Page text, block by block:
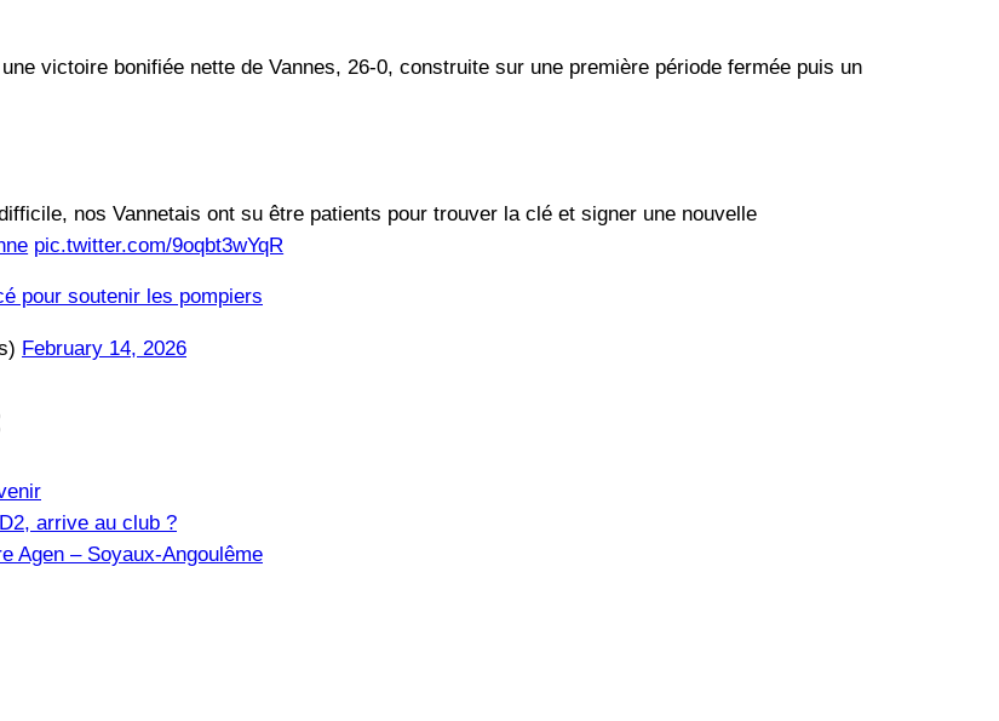
victoire bonifiée nette de Vannes, 26-0, construite sur une première période fermée puis un
nos Vannetais ont su être patients pour trouver la clé et signer une nouvelle
pic.twitter.com/9oqbt3wYqR
pour soutenir les pompiers
February 14, 2026
arrive au club ?
Agen – Soyaux-Angoulême